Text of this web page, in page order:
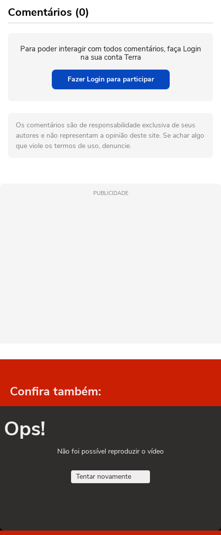
Comentários (0)
Para poder interagir com todos comentários, faça Login
na sua conta Terra
Fazer Login para participar
Os comentários são de responsabilidade exclusiva de seus
autores e não representam a opinião deste site. Se achar algo
que viole os termos de uso, denuncie.
PUBLICIDADE
Confira também:
Ops!
Não foi possível reproduzir o vídeo
Tentar novamente